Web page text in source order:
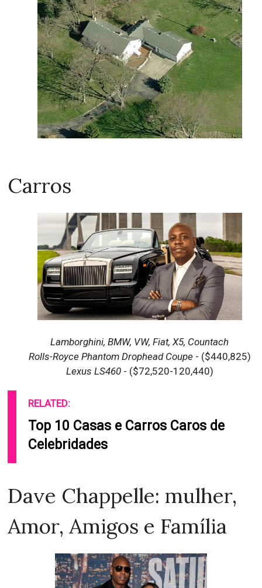
Carros
Lamborghini, BMW, VW, Fiat, X5, Countach
Rolls-Royce Phantom Drophead Coupe - ($440,825)
Lexus LS460- ($72,520-120,440)
RELATED:
Top 10 Casas e Carros Caros de
Celebridades
Dave Chappelle: mulher,
Amor, Amigos e Família